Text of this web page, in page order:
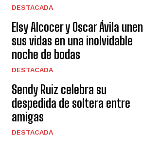
DESTACADA
Elsy Alcocer y Oscar Ávila unen
sus vidas en una inolvidable
noche de bodas
DESTACADA
Sendy Ruiz celebra su
despedida de soltera entre
amigas
DESTACADA